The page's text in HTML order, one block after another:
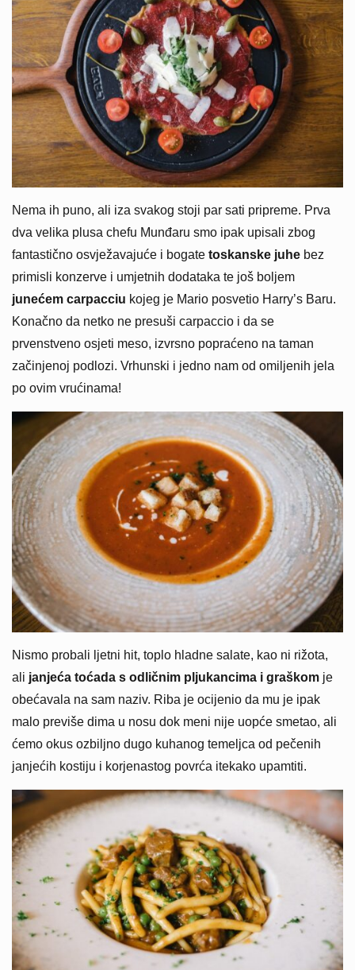
Nema ih puno, ali iza svakog stoji par sati pripreme. Prva
dva velika plusa chefu Munđaru smo ipak upisali zbog
fantastično osvježavajuće i bogate toskanske juhe bez
primisli konzerve i umjetnih dodataka te još boljem
junećem carpacciu kojeg je Mario posvetio Harry’s Baru.
Konačno da netko ne presuši carpaccio i da se
prvenstveno osjeti meso, izvrsno popraćeno na taman
začinjenoj podlozi. Vrhunski i jedno nam od omiljenih jela
po ovim vrućinama!
Nismo probali ljetni hit, toplo hladne salate, kao ni rižota,
ali janjeća toćada s odličnim pljukancima i graškom je
obećavala na sam naziv. Riba je ocijenio da mu je ipak
malo previše dima u nosu dok meni nije uopće smetao, ali
ćemo okus ozbiljno dugo kuhanog temeljca od pečenih
janjećih kostiju i korjenastog povrća itekako upamtiti.